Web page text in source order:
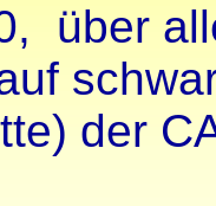
über
der